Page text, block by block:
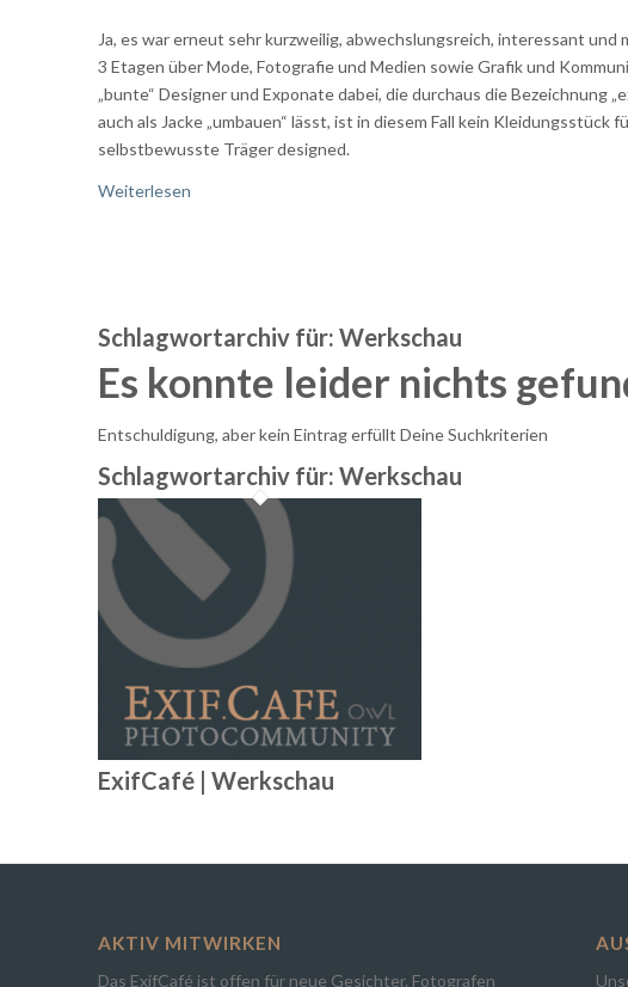
Ja, es war erneut sehr kurzweilig, abwechslungsreich, interessant
3 Etagen über Mode, Fotografie und Medien sowie Grafik und
„bunte“ Designer und Exponate dabei, die durchaus die Bezeichnung
auch als Jacke „umbauen“ lässt, ist in diesem Fall kein
selbstbewusste Träger designed.
Weiterlesen
Schlagwortarchiv für: Werkschau
Es konnte leider nichts
Entschuldigung, aber kein Eintrag erfüllt Deine Suchkriterien
Schlagwortarchiv für: Werkschau
ExifCafé | Werkschau
AKTIV MITWIRKEN
Das ExifCafé ist offen für neue Gesichter. Fotografen